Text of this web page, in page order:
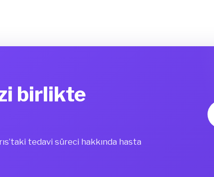
birlikte
tedavi süreci hakkında hasta